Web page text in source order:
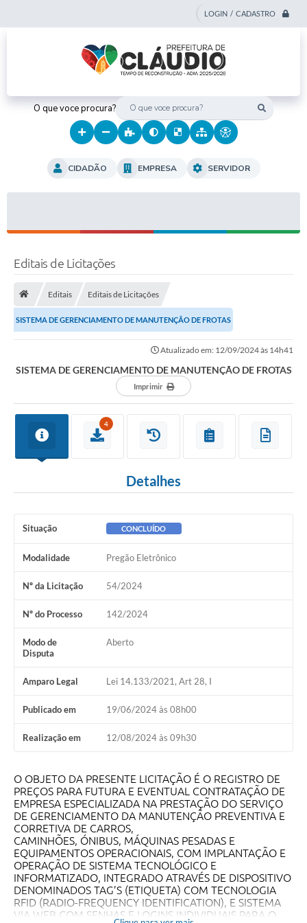
LOGIN / CADASTRO
O que voce procura?
CIDADÃO EMPRESA SERVIDOR
Editais de Licitações
Editais Editais de Licitações
SISTEMA DE GERENCIAMENTO DE MANUTENÇÃO DE FROTAS
Atualizado em: 12/09/2024 às 14h41
SISTEMA DE GERENCIAMENTO DE MANUTENÇÃO DE FROTAS
Imprimir
4
Detalhes
Situação CONCLUÍDO
Modalidade Pregão Eletrônico
Nº da Licitação 54/2024
Nº do Processo 142/2024
Modo de
Disputa
Aberto
Amparo Legal Lei 14.133/2021, Art 28, I
Publicado em 19/06/2024 às 08h00
Realização em 12/08/2024 às 09h30
O OBJETO DA PRESENTE LICITAÇÃO É O REGISTRO DE
PREÇOS PARA FUTURA E EVENTUAL CONTRATAÇÃO DE
EMPRESA ESPECIALIZADA NA PRESTAÇÃO DO SERVIÇO
DE GERENCIAMENTO DA MANUTENÇÃO PREVENTIVA E
CORRETIVA DE CARROS,
CAMINHÕES, ÓNIBUS, MÁQUINAS PESADAS E
EQUIPAMENTOS OPERACIONAIS, COM IMPLANTAÇÃO E
OPERAÇÃO DE SISTEMA TECNOLÓGICO E
INFORMATIZADO, INTEGRADO ATRAVÉS DE DISPOSITIVO
DENOMINADOS TAG’S (ETIQUETA) COM TECNOLOGIA
RFID (RADIO-FREQUENCY IDENTIFICATION), E SISTEMA
VIA WEB COM SENHAS E LOGINS INDIVIDUAIS PARA O